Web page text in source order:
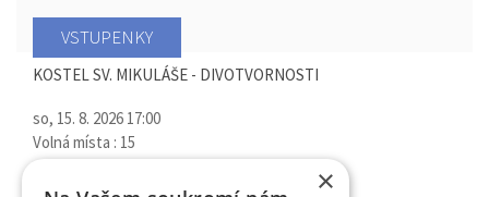
VSTUPENKY
KOSTEL SV. MIKULÁŠE - DIVOTVORNOSTI
so, 15. 8. 2026 17:00
Volná místa : 15
VSTUPENKY ×